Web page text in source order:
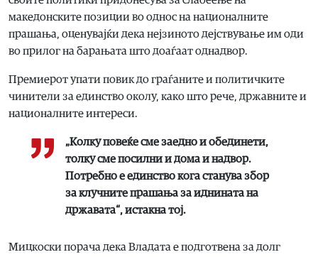
македонските позиции во однос на националните
прашања, оценувајќи дека нејзиното дејствување им оди
во прилог на барањата што доаѓаат однадвор.
Премиерот упати повик до граѓаните и политичките
чинители за единство околу, како што рече, државните и
националните интереси.
„Колку повеќе сме заедно и обединети,
толку сме посилни и дома и надвор.
Потребно е единство кога станува збор
за клучните прашања за иднината на
државата“, истакна тој.
Мицкоски порача дека Владата е подготвена за долг